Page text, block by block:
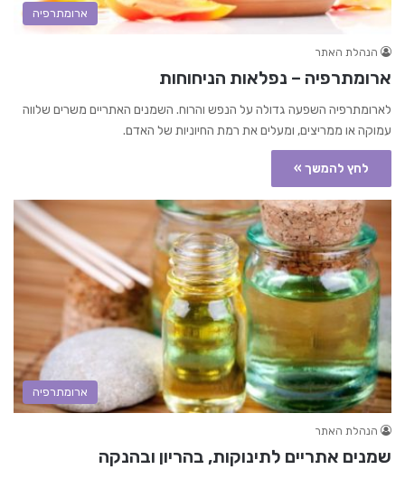
ארומתרפיה
הנהלת האתר
ארומתרפיה – נפלאות הניחוחות
לארומתרפיה השפעה גדולה על הנפש והרוח. השמנים האתריים משרים שלווה
עמוקה או ממריצים, ומעלים את רמת החיוניות של האדם.
לחץ להמשך »
ארומתרפיה
הנהלת האתר
שמנים אתריים לתינוקות, בהריון ובהנקה